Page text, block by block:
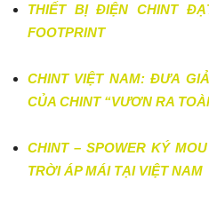
THIẾT BỊ ĐIỆN CHINT
FOOTPRINT
CHINT VIỆT NAM: ĐƯA
CỦA CHINT “VƯƠN RA
CHINT – SPOWER KÝ
TRỜI ÁP MÁI TẠI VIỆT NAM